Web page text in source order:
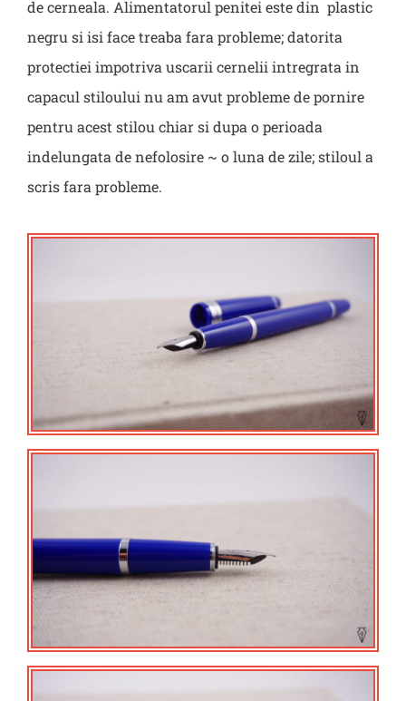
de cerneala. Alimentatorul penitei este din plastic
negru si isi face treaba fara probleme; datorita
protectiei impotriva uscarii cernelii intregrata in
capacul stiloului nu am avut probleme de pornire
pentru acest stilou chiar si dupa o perioada
indelungata de nefolosire ~ o luna de zile; stiloul a
scris fara probleme.